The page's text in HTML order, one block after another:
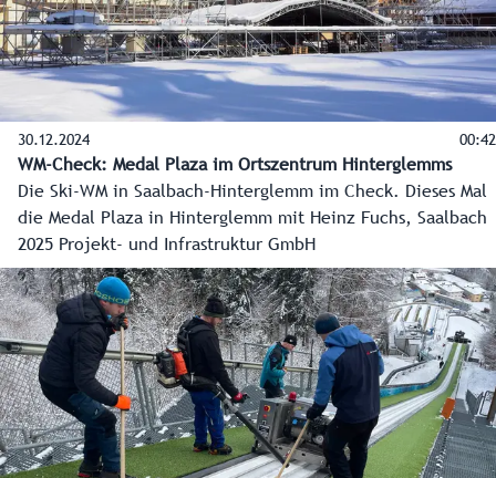
30.12.2024 00:42
WM-Check: Medal Plaza im Ortszentrum Hinterglemms
Die Ski-WM in Saalbach-Hinterglemm im Check. Dieses Mal
die Medal Plaza in Hinterglemm mit Heinz Fuchs, Saalbach
2025 Projekt- und Infrastruktur GmbH